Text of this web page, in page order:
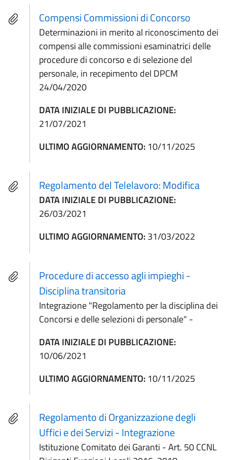
Compensi Commissioni di Concorso
Determinazioni in merito al riconoscimento dei
compensi alle commissioni esaminatrici delle
procedure di concorso e di selezione del
personale, in recepimento del DPCM
24/04/2020
DATA INIZIALE DI PUBBLICAZIONE:
21/07/2021
ULTIMO AGGIORNAMENTO: 10/11/2025
Regolamento del Telelavoro: Modifica
DATA INIZIALE DI PUBBLICAZIONE:
26/03/2021
ULTIMO AGGIORNAMENTO:31/03/2022
Procedure di accesso agli impieghi -
Disciplina transitoria
Integrazione "Regolamento per la disciplina dei
Concorsi e delle selezioni di personale" -
DATA INIZIALE DI PUBBLICAZIONE:
10/06/2021
ULTIMO AGGIORNAMENTO: 10/11/2025
Regolamento di Organizzazione degli
Uffici e dei Servizi - Integrazione
Istituzione Comitato dei Garanti - Art. 50 CCNL